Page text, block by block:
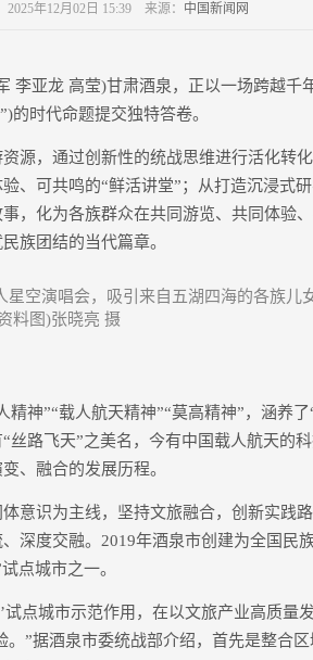
2025年12月02日 15:39 来源： 中国新闻网
亚龙 高莹)甘肃酒泉，正以一场跨越千
的时代命题提交独特答卷。
，通过创新性的统战思维进行活化转
、可共鸣的“鲜活讲堂”；从打造沉浸式
，化为各族群众在共同游览、共同体验
族团结的当代篇章。
星空演唱会，吸引来自五湖四海的各族儿
料图)张晓亮 摄
”“载人航天精神”“莫高精神”，涵养了“
路飞天”之美名，今有中国载人航天的
、融合的发展历程。
识为主线，坚持文旅融合，创新实践
深度交融。2019年酒泉市创建为全国民
点城市之一。
点城市示范作用，在以文旅产业高质量
。”据酒泉市委统战部介绍，首先是整合